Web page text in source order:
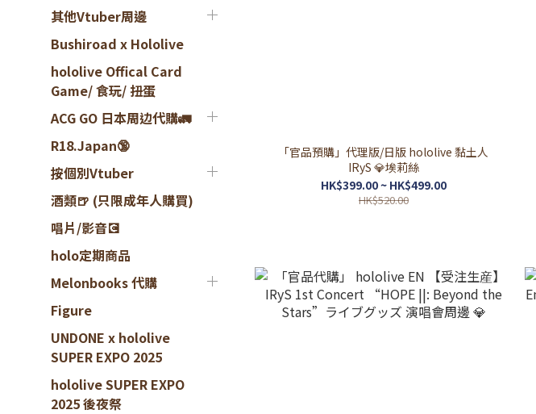
其他Vtuber周邊
Bushiroad x Hololive
hololive Offical Card
Game/ 食玩/ 扭蛋
ACG GO 日本周边代購🚛
R18.Japan🔞
按個別Vtuber
酒類🍺 (只限成年人購買)
唱片/影音💽
holo定期商品
Melonbooks 代購
Figure
UNDONE x hololive
SUPER EXPO 2025
hololive SUPER EXPO
2025 後夜祭
「官品預購」代理版/日版 hololive 黏土人
IRyS 💎埃莉絲
HK$399.00 ~ HK$499.00
HK$520.00